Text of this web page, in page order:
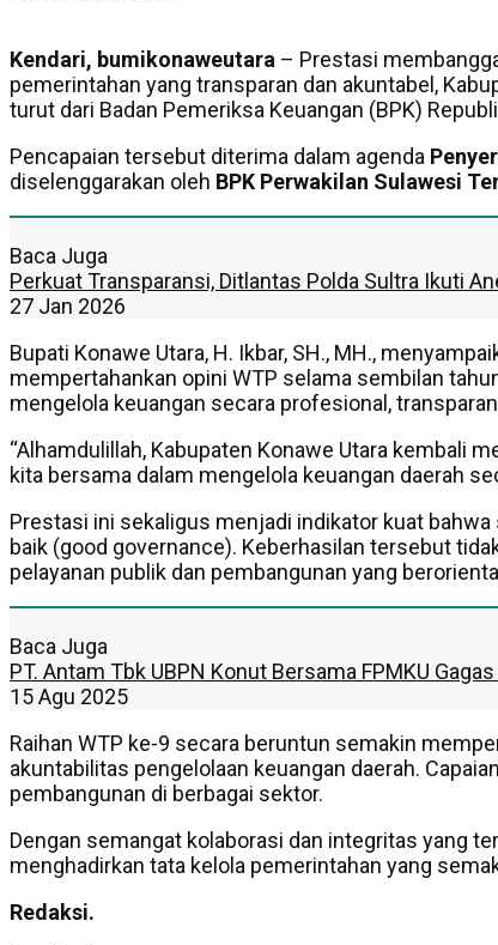
Kendari, bumikonaweutara – Prestasi
pemerintahan yang transparan dan akuntabel,
turut dari Badan Pemeriksa Keuangan (BPK)
Pencapaian tersebut diterima dalam agenda
diselenggarakan oleh BPK Perwakilan Sulawesi
Baca Juga
Perkuat Transparansi, Ditlantas Polda Sultra Ikuti
27 Jan 2026
Bupati Konawe Utara, H. Ikbar, SH., MH.,
mempertahankan opini WTP selama sembilan
mengelola keuangan secara profesional,
“Alhamdulillah, Kabupaten Konawe Utara kembali
kita bersama dalam mengelola keuangan daerah
Prestasi ini sekaligus menjadi indikator kuat
baik (good governance). Keberhasilan tersebut
pelayanan publik dan pembangunan yang
Baca Juga
PT. Antam Tbk UBPN Konut Bersama FPMKU
15 Agu 2025
Raihan WTP ke-9 secara beruntun semakin
akuntabilitas pengelolaan keuangan daerah.
pembangunan di berbagai sektor.
Dengan semangat kolaborasi dan integritas yang
menghadirkan tata kelola pemerintahan yang
Redaksi.